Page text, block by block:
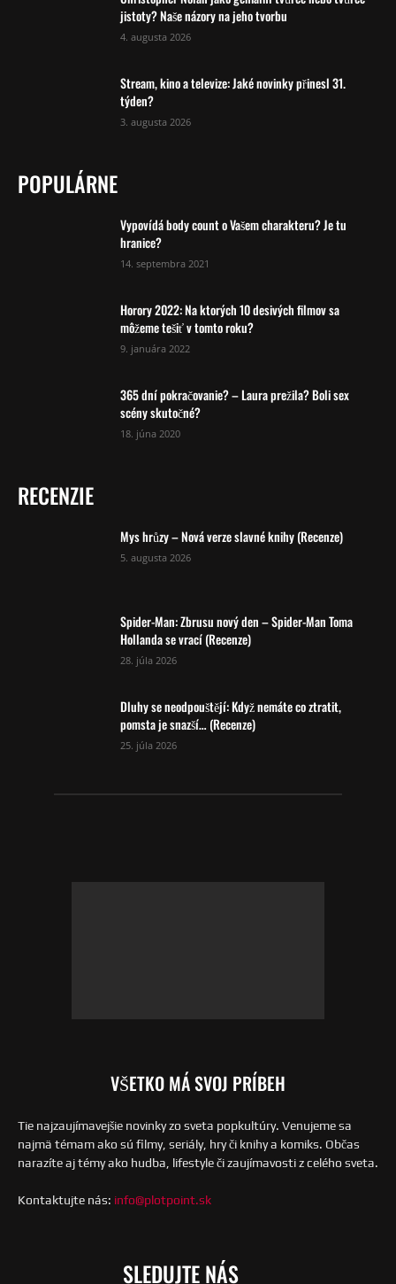
jistoty? Naše názory na jeho tvorbu
4. augusta 2026
Stream, kino a televize: Jaké novinky přinesl 31.
týden?
3. augusta 2026
POPULÁRNE
Vypovídá body count o Vašem charakteru? Je tu
hranice?
14. septembra 2021
Horory 2022: Na ktorých 10 desivých filmov sa
môžeme tešiť v tomto roku?
9. januára 2022
365 dní pokračovanie? – Laura prežila? Boli sex
scény skutočné?
18. júna 2020
RECENZIE
Mys hrůzy – Nová verze slavné knihy (Recenze)
5. augusta 2026
Spider-Man: Zbrusu nový den – Spider-Man Toma
Hollanda se vrací (Recenze)
28. júla 2026
Dluhy se neodpouštějí: Když nemáte co ztratit,
pomsta je snazší… (Recenze)
25. júla 2026
VŠETKO MÁ SVOJ PRÍBEH
Tie najzaujímavejšie novinky zo sveta popkultúry. Venujeme sa
najmä témam ako sú filmy, seriály, hry či knihy a komiks. Občas
narazíte aj témy ako hudba, lifestyle či zaujímavosti z celého sveta.
Kontaktujte nás: info@plotpoint.sk
SLEDUJTE NÁS